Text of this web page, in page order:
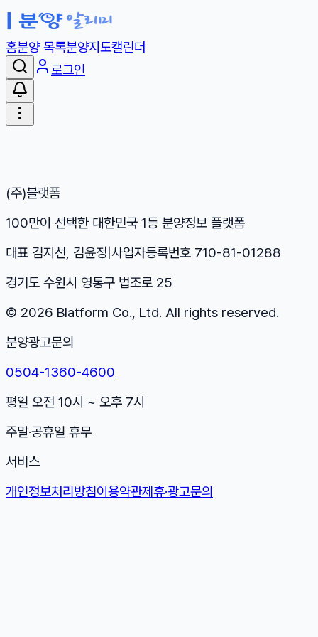
홈분양 목록분양지도캘린더
로그인
(주)블랫폼
100만이 선택한 대한민국 1등 분양정보 플랫폼
대표 김지선, 김윤정 사업자등록번호 710-81-01288
경기도 수원시 영통구 법조로 25
© 2026 Blatform Co., Ltd. All rights reserved.
분양광고문의
0504-1360-4600
평일 오전 10시 ~ 오후 7시
주말·공휴일 휴무
서비스
개인정보처리방침이용약관제휴·광고문의